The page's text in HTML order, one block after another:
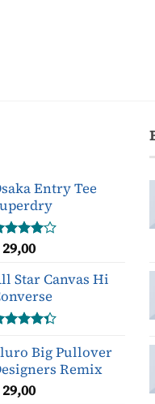
Entry Tee
uit
29,00
Star Canvas Hi
uit 5Big Pullover
Remix
29,00